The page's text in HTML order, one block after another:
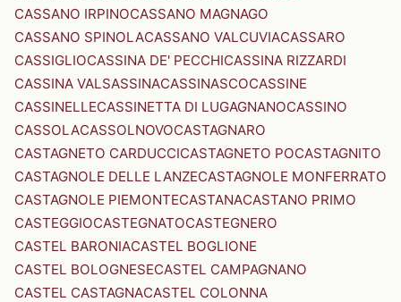
CASSANO IRPINOCASSANO MAGNAGO
CASSANO SPINOLACASSANO VALCUVIACASSARO
CASSIGLIOCASSINA DE' PECCHICASSINA RIZZARDI
CASSINA VALSASSINACASSINASCOCASSINE
CASSINELLECASSINETTA DI LUGAGNANOCASSINO
CASSOLACASSOLNOVOCASTAGNARO
CASTAGNETO CARDUCCICASTAGNETO POCASTAGNITO
CASTAGNOLE DELLE LANZECASTAGNOLE MONFERRATO
CASTAGNOLE PIEMONTECASTANACASTANO PRIMO
CASTEGGIOCASTEGNATOCASTEGNERO
CASTEL BARONIACASTEL BOGLIONE
CASTEL BOLOGNESECASTEL CAMPAGNANO
CASTEL CASTAGNACASTEL COLONNA